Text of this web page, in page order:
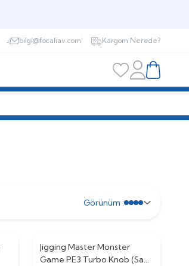
bilgi@focaliav.com Kargom Nerede?
Favorilerim
HesabımSepetim
Görünüm :
Jigging Master Monster
Game PE3 Turbo Knob (Sağ